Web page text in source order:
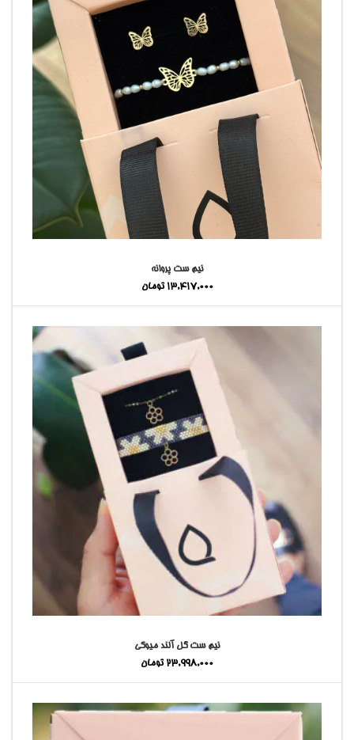
نیم ست پروانه
13,417,000 تومان
نیم ست گل آلند میوکی
23,998,000 تومان